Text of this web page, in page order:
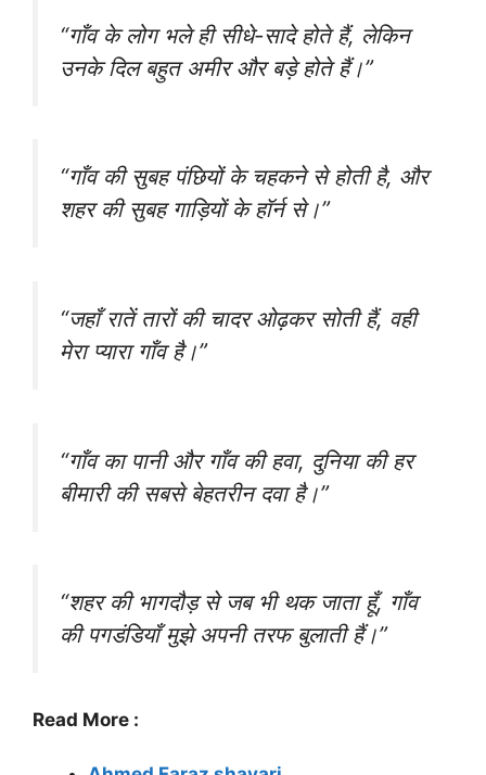
“गाँव के लोग भले ही सीधे-सादे होते हैं, लेकिन
उनके दिल बहुत अमीर और बड़े होते हैं।”
“गाँव की सुबह पंछियों के चहकने से होती है, और
शहर की सुबह गाड़ियों के हॉर्न से।”
“जहाँ रातें तारों की चादर ओढ़कर सोती हैं, वही
मेरा प्यारा गाँव है।”
“गाँव का पानी और गाँव की हवा, दुनिया की हर
बीमारी की सबसे बेहतरीन दवा है।”
“शहर की भागदौड़ से जब भी थक जाता हूँ, गाँव
की पगडंडियाँ मुझे अपनी तरफ बुलाती हैं।”
Read More :